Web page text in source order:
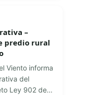
–
predio rural
Viento informa
del
Ley 902 de…